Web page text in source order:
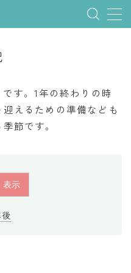
す。1年の終わりの時
えるための準備なども
節です。